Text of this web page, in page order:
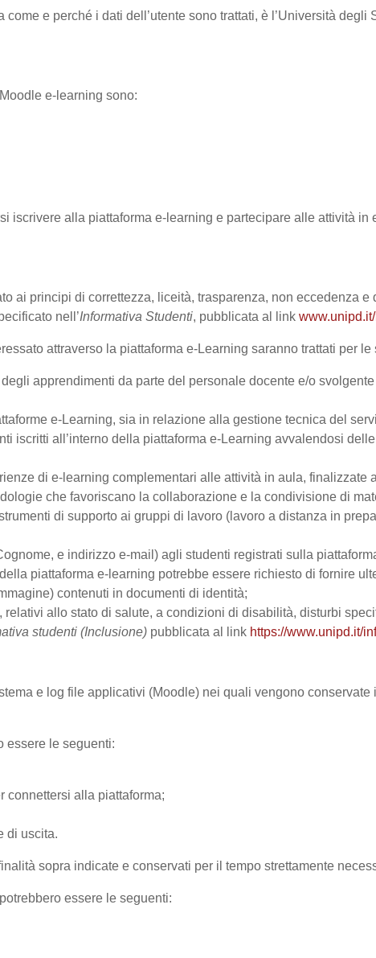
come e perché i dati dell’utente sono trattati, è l’Università
e-learning sono:
iscrivere alla piattaforma e-learning e partecipare alle attività in
ai principi di correttezza, liceità, trasparenza, non eccedenza e
nell’Informativa Studenti, pubblicata al link
attraverso la piattaforma e-Learning saranno trattati per
apprendimenti da parte del personale docente e/o
e-Learning, sia in relazione alla gestione tecnica del
iscritti all’interno della piattaforma e-Learning avvalendosi
di e-learning complementari alle attività in aula, finalizzate
che favoriscano la collaborazione e la condivisione di
di supporto ai gruppi di lavoro (lavoro a distanza in
e indirizzo e-mail) agli studenti registrati sulla
piattaforma e-learning potrebbe essere richiesto di fornire
contenuti in documenti di identità;
allo stato di salute, a condizioni di disabilità, disturbi
studenti (Inclusione) pubblicata al link https://www.unipd.it/
e log file applicativi (Moodle) nei quali vengono
essere le seguenti:
connettersi alla piattaforma;
di uscita.
sopra indicate e conservati per il tempo strettamente
essere le seguenti: